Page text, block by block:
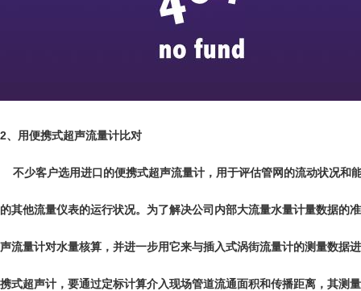
2、用便携式超声流量计比对
不少客户选用进口的便携式超声流量计 ，用于评估管网的流动状况和
的其他流量仪表的运行状况。为了解决公司内部大流量水量计量数据的
声流量计对水量核算，并进一步用它来与插入式涡街流量计的测量数据
携式超声计，要通过定标计算介入现场管道流通面积和传播距离，其测